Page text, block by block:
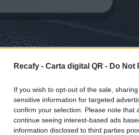
Recafy - Carta digital QR - Do Not
If you wish to opt-out of the sale,
sensitive information for targeted
confirm your selection. Please note
continue seeing interest-based ads
information disclosed to third parties